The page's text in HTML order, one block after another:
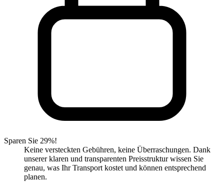
Sparen Sie 29%!
Keine versteckten Gebühren, keine Überraschungen. Dank
unserer klaren und transparenten Preisstruktur wissen Sie
genau, was Ihr Transport kostet und können entsprechend
planen.